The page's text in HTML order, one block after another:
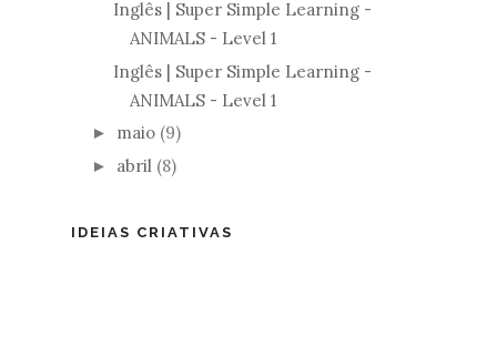
Inglês | Super Simple Learning -
ANIMALS - Level 1
Inglês | Super Simple Learning -
ANIMALS - Level 1
► maio (9)
► abril (8)
IDEIAS CRIATIVAS